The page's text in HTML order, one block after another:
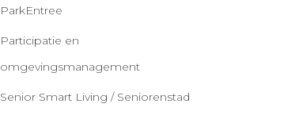
ParkEntree
Participatie en
omgevingsmanagement
Senior Smart Living / Seniorenstad